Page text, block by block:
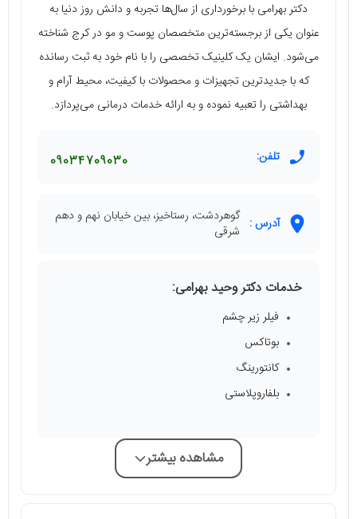
دکتر بهرامی با برخورداری از سال‌ها تجربه و دانش روز دنیا به
عنوان یکی از برجسته‌ترین متخصصان پوست و مو در کرج شناخته
می‌شود. ایشان یک کلینیک تخصصی را با نام خود به ثبت رسانده
که با جدیدترین تجهیزات و محصولات با کیفیت، محیط آرام و
بهداشتی را تعبیه نموده و به ارائه خدمات درمانی می‌پردازد.
تلفن: 09034709030
آدرس : گوهردشت، رستاخیز، بین خیابان نهم و دهم
شرقی
خدمات دکتر وحید بهرامی:
فیلر زیر چشم
بوتاکس
کانتورینگ
بلفاروپلاستی
مشاهده بیشتر